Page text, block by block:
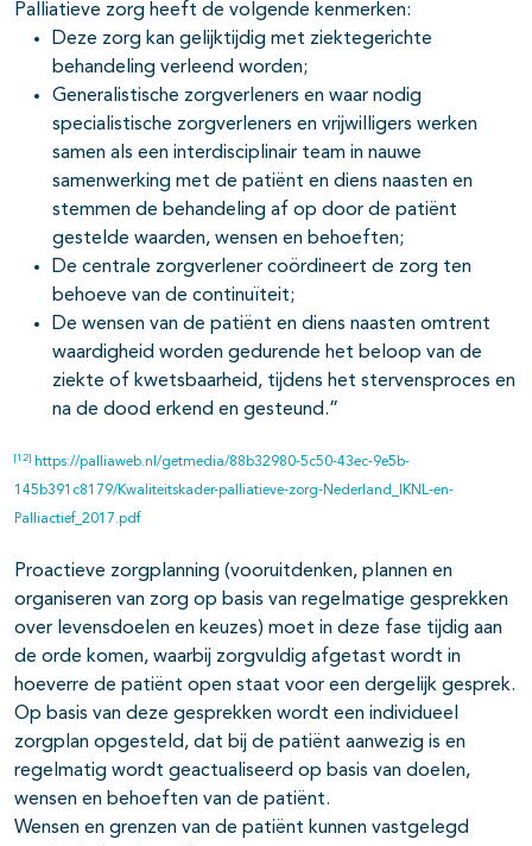
Palliatieve zorg heeft de volgende kenmerken:
Deze zorg kan gelijktijdig met ziektegerichte
behandeling verleend worden;
Generalistische zorgverleners en waar nodig
specialistische zorgverleners en vrijwilligers werken
samen als een interdisciplinair team in nauwe
samenwerking met de patiënt en diens naasten en
stemmen de behandeling af op door de patiënt
gestelde waarden, wensen en behoeften;
De centrale zorgverlener coördineert de zorg ten
behoeve van de continuïteit;
De wensen van de patiënt en diens naasten omtrent
waardigheid worden gedurende het beloop van de
ziekte of kwetsbaarheid, tijdens het stervensproces en
na de dood erkend en gesteund.”
[12] https://palliaweb.nl/getmedia/88b32980-5c50-43ec-9e5b-
145b391c8179/Kwaliteitskader-palliatieve-zorg-Nederland_IKNL-en-
Palliactief_2017.pdf
Proactieve zorgplanning (vooruitdenken, plannen en
organiseren van zorg op basis van regelmatige gesprekken
over levensdoelen en keuzes) moet in deze fase tijdig aan
de orde komen, waarbij zorgvuldig afgetast wordt in
hoeverre de patiënt open staat voor een dergelijk gesprek.
Op basis van deze gesprekken wordt een individueel
zorgplan opgesteld, dat bij de patiënt aanwezig is en
regelmatig wordt geactualiseerd op basis van doelen,
wensen en behoeften van de patiënt.
Wensen en grenzen van de patiënt kunnen vastgelegd